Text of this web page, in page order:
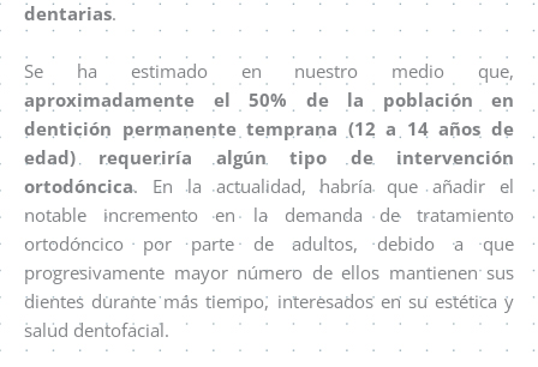
dentarias.
Se ha estimado en nuestro medio que,
aproximadamente el 50% de la población en
dentición permanente temprana (12 a 14 años de
edad) requeriría algún tipo de intervención
ortodóncica. En la actualidad, habría que añadir el
notable incremento en la demanda de tratamiento
ortodóncico por parte de adultos, debido a que
progresivamente mayor número de ellos mantienen sus
dientes durante más tiempo, interesados en su estética y
salud dentofacial.